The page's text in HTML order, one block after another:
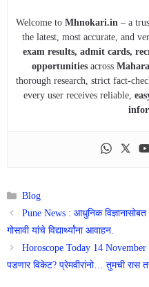
Welcome to Mhnokari.in – a
the latest, most accurate, and
exam results, admit cards,
opportunitiesacross
thorough research, strict fact-
every user receives reliable,
Categories
Blog
Pune News : आधुनिक
गोसावी यांचे विद्यार्थ्यांना आवाहन.
Horoscope Today 14
पडणार विकेट? प्रेमवीरांनो… तुमची रास